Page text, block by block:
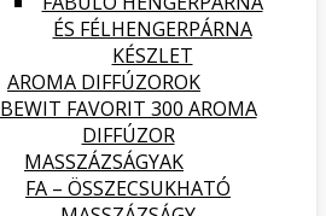
ÉS FÉLHENGERPÁRNA
KÉSZLET
AROMA DIFFÚZOROK
BEWIT FAVORIT 300 AROMA
DIFFÚZOR
MASSZÁZSÁGYAK
FA – ÖSSZECSUKHATÓ